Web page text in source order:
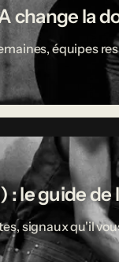
change la
équipes
: le guide
signaux qu'il